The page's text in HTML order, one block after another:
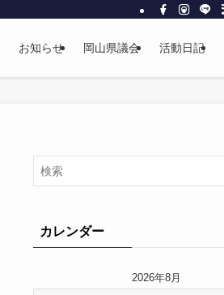
お知らせ 岡山県議会 活動日記
カレンダー
2026年8月